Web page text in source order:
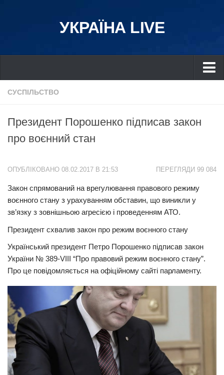
УКРАЇНА LIVE
Україна
Дніпро
Львів
Харків
Донбас
Економіка
Політика
Цікаво
Наука
Технології
СУСПІЛЬСТВО
Президент Порошенко підписав закон
про воєнний стан
ПЕРЕГЛЯДИ 99 084
ОПУБЛІКОВАНО 08.02.2017 В 21:53
Закон спрямований на врегулювання правового режиму
воєнного стану з урахуванням обставин, що виникли у
зв’язку з зовнішньою агресією і проведенням АТО.
Президент схвалив закон про режим воєнного стану
Український президент Петро Порошенко підписав закон
України № 389-VIII “Про правовий режим воєнного стану”.
Про це повідомляється на офіційному сайті парламенту.